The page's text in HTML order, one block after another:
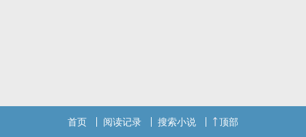
首页 阅读记录 搜索小说 顶部